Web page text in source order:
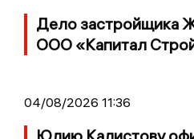
Дело застройщика
ООО «Капитал
04/08/2026 11:36